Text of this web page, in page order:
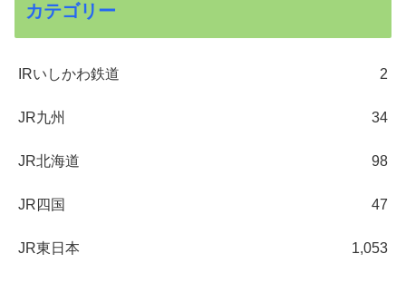
カテゴリー
IRいしかわ鉄道 2
JR九州 34
JR北海道 98
JR四国 47
JR東日本 1,053